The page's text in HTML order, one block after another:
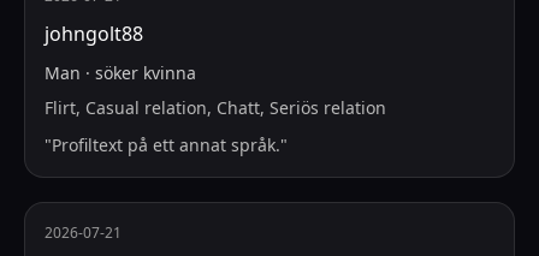
johngolt88
Man · söker kvinna
Flirt, Casual relation, Chatt, Seriös relation
"Profiltext på ett annat språk."
2026-07-21